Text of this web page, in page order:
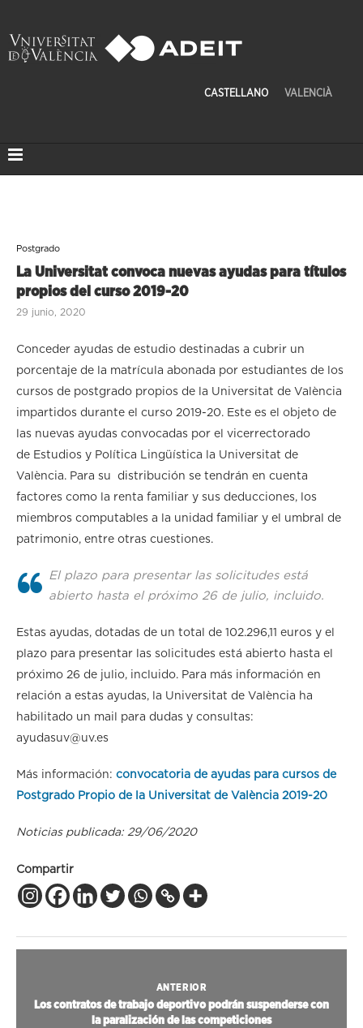
CASTELLANO VALENCIÀ
Postgrado
La Universitat convoca nuevas ayudas para títulos
propios del curso 2019-20
29 junio, 2020
Conceder ayudas de estudio destinadas a cubrir un
porcentaje de la matrícula abonada por estudiantes de los
cursos de postgrado propios de la Universitat de València
impartidos durante el curso 2019-20. Este es el objeto de
las nuevas ayudas convocadas por el vicerrectorado
de Estudios y Política Lingüística la Universitat de
València. Para su distribución se tendrán en cuenta
factores como la renta familiar y sus deducciones, los
miembros computables a la unidad familiar y el umbral de
patrimonio, entre otras cuestiones.
El plazo para presentar las solicitudes está
abierto hasta el próximo 26 de julio, incluido.
Estas ayudas, dotadas de un total de 102.296,11 euros y el
plazo para presentar las solicitudes está abierto hasta el
próximo 26 de julio, incluido. Para más información en
relación a estas ayudas, la Universitat de València ha
habilitado un mail para dudas y consultas:
ayudasuv@uv.es
Más información: convocatoria de ayudas para cursos de
Postgrado Propio de la Universitat de València 2019-20
Noticias publicada: 29/06/2020
Compartir
ANTERIOR
Los contratos de trabajo deportivo podrán suspenderse con
la paralización de las competiciones